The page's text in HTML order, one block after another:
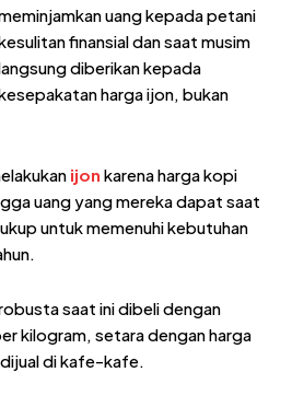
uang kepada petani
finansial dan saat musim
diberikan kepada
harga ijon, bukan
ijon karena harga kopi
uang yang mereka dapat saat
untuk memenuhi kebutuhan
saat ini dibeli dengan
kilogram, setara dengan harga
di kafe-kafe.